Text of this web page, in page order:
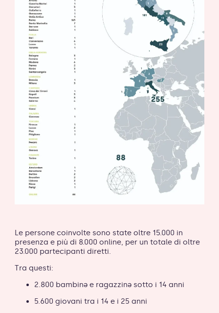
Le persone coinvolte sono state oltre 15.000 in
presenza e più di 8.000 online, per un totale di oltre
23.000 partecipanti diretti.
Tra questi:
2.800 bambinə e ragazzinə sotto i 14 anni
5.600 giovani tra i 14 e i 25 anni